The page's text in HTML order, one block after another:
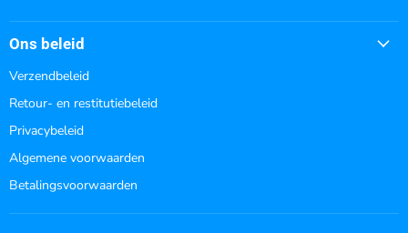
Ons beleid
Verzendbeleid
Retour- en restitutiebeleid
Privacybeleid
Algemene voorwaarden
Betalingsvoorwaarden